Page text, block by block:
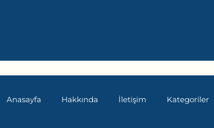
Anasayfa Hakkında İletişim Kategoriler